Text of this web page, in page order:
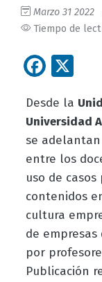
Marzo 31 2022
Tiempo de
Desde la
Universidad
se adelantan
entre los
uso de
contenidos
cultura
de
por
Publicación